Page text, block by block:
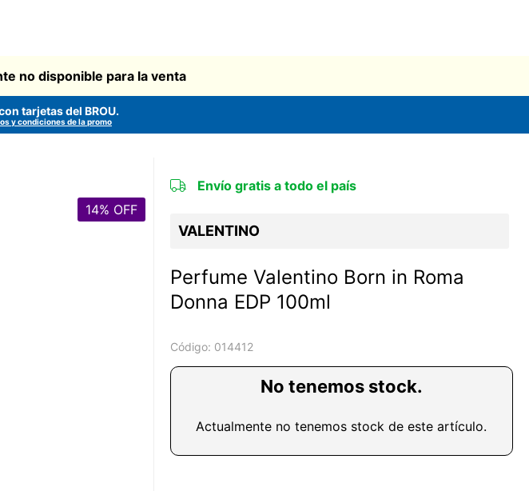
no disponible para la venta
tarjetas del BROU.
y condiciones de la promo
14% OFF
Envío gratis a todo el país
VALENTINO
Perfume Valentino Born in Roma
Donna EDP 100ml
Código: 014412
No tenemos stock.
Actualmente no tenemos stock de este artículo.